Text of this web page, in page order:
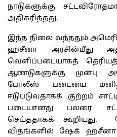
நாடுகளுக்கு
அதிகரித்தது.
இந்த நிலை வந்ததும்
ஹசீனா அரசின்மீது
வெளிப்படையாகத்
ஆண்டுகளுக்கு முன்பு
போலீஸ் படையை
ஈடுபடுவதாகக் குற்றம்
படையானது பலரை
செய்ததாகக் கூறியது.
விதங்களில் ஷேக் ஹசீனா